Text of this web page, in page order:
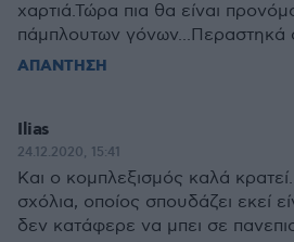
χαρτιά.Τώρα πια θα είναι
πάμπλουτων γόνων...Περαστηκά
ΑΠΑΝΤΗΣΗ
Ilias
24.12.2020, 15:41
Και ο κομπλεξισμός καλά
σχόλια, οποίος σπουδάζει εκεί
δεν κατάφερε να μπει σε